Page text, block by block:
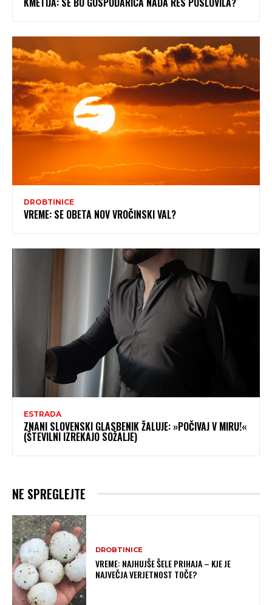
DROBTINICE
VREME: SE OBETA NOV VROČINSKI VAL?
ESTRADA
ZNANI SLOVENSKI GLASBENIK ŽALUJE: »POČIVAJ V MIRU!«
(ŠTEVILNI IZREKAJO SOŽALJE)
NE SPREGLEJTE
DROBTINICE
VREME: NAJHUJŠE ŠELE PRIHAJA – KJE JE
NAJVEČJA VERJETNOST TOČE?